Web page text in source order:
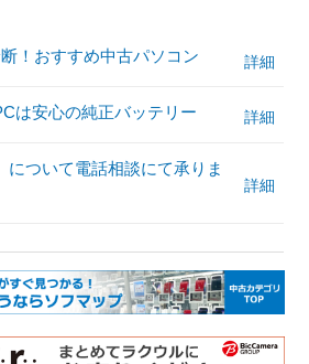
！おすすめ中古パソコン 詳細
は安心の純正バッテリー 詳細
について電話相談にて承りま
詳細